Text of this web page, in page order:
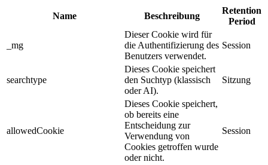
Name Beschreibung
Retention
Period
_mg
Dieser Cookie wird für
die Authentifizierung des
Benutzers verwendet.
Session
searchtype
Dieses Cookie speichert
den Suchtyp (klassisch
oder AI).
Sitzung
allowedCookie
Dieses Cookie speichert,
ob bereits eine
Entscheidung zur
Verwendung von
Cookies getroffen wurde
oder nicht.
Session